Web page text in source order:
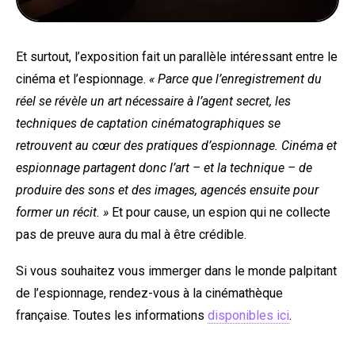
Et surtout, l’exposition fait un parallèle intéressant entre le
cinéma et l’espionnage. « Parce que l’enregistrement du
réel se révèle un art nécessaire à l’agent secret, les
techniques de captation cinématographiques se
retrouvent au cœur des pratiques d’espionnage. Cinéma et
espionnage partagent donc l’art – et la technique – de
produire des sons et des images, agencés ensuite pour
former un récit. » Et pour cause, un espion qui ne collecte
pas de preuve aura du mal à être crédible.
Si vous souhaitez vous immerger dans le monde palpitant
de l’espionnage, rendez-vous à la cinémathèque
française. Toutes les informations disponibles ici.